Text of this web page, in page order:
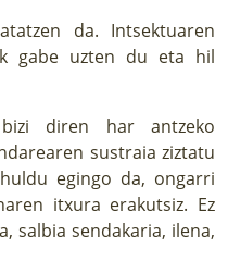
da. Intsektuaren
gabe uzten du eta hil
diren har antzeko
sustraia ziztatu
egingo da, ongarri
itxura erakutsiz. Ez
salbia sendakaria, ilena,